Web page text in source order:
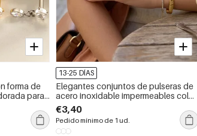
forma de
para
13-25 DÍAS
Elegantes conjuntos de pulseras de
acero inoxidable impermeables color
dorado con diamantes de imitación
para mujer.
€3,40
Pedido mínimo de 1 ud.